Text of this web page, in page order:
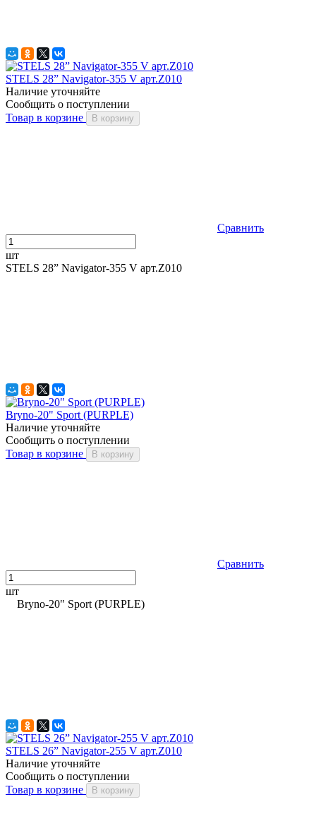
STELS 28” Navigator-355 V арт.Z010
Наличие уточняйте
Сообщить о поступлении
Товар в корзине
В корзину
Сравнить
шт
STELS 28” Navigator-355 V арт.Z010
Bryno-20" Sport (PURPLE)
Наличие уточняйте
Сообщить о поступлении
Товар в корзине
В корзину
Сравнить
шт
Bryno-20" Sport (PURPLE)
STELS 26” Navigator-255 V арт.Z010
Наличие уточняйте
Сообщить о поступлении
Товар в корзине
В корзину